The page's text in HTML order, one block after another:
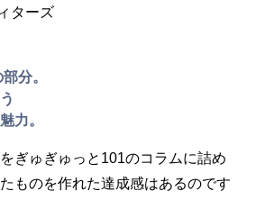
ターズ
分。
力。
ぎゅぎゅっと101のコラムに詰め
ものを作れた達成感はあるのです